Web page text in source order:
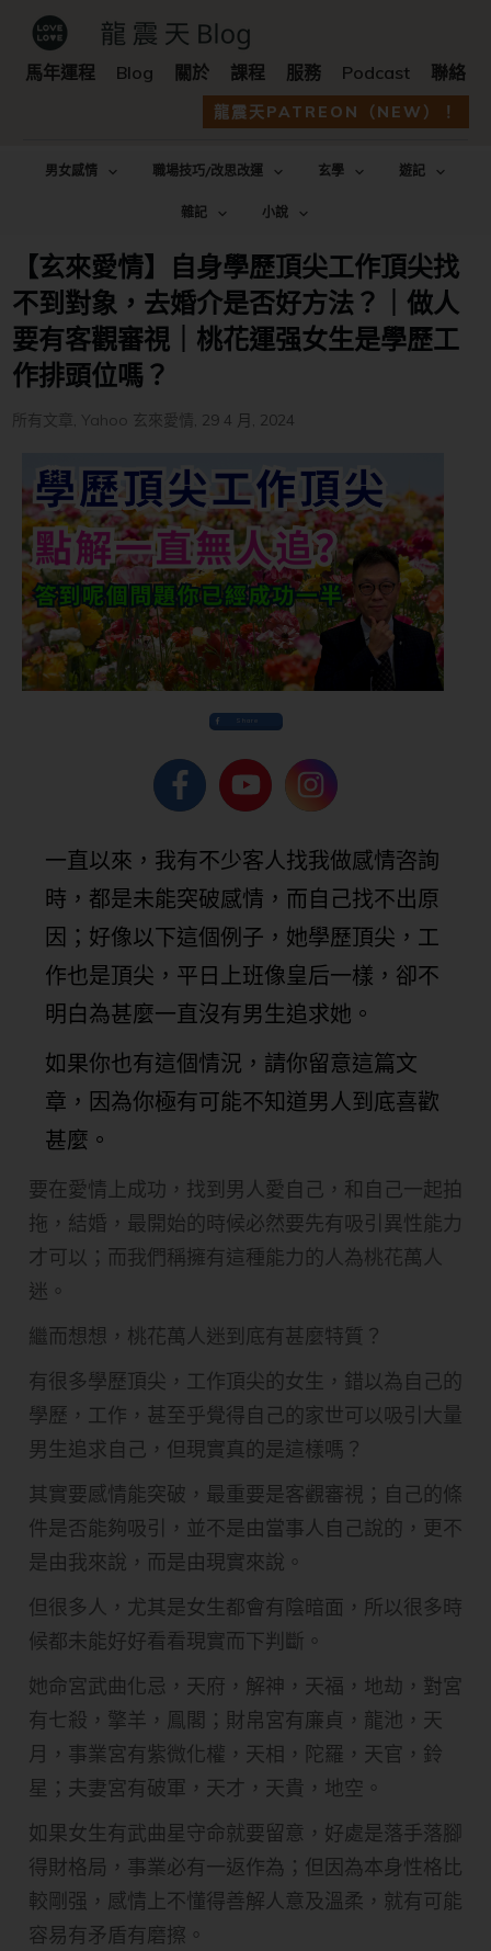
馬年運程 Blog 關於 課程 服務 Podcast 聯絡
龍震天PATREON（NEW）！
男女感情 職場技巧/改思改運 玄學
遊記
雜記
小說
【玄來愛情】自身學歷頂尖工作頂尖找
不到對象，去婚介是否好方法？｜做人
要有客觀審視｜桃花運强女生是學歷工
作排頭位嗎？
所有文章 , Yahoo 玄來愛情 , 29 4 月, 2024
Share
一直以來，我有不少客人找我做感情咨詢
時，都是未能突破感情，而自己找不出原
因；好像以下這個例子，她學歷頂尖，工
作也是頂尖，平日上班像皇后一樣，卻不
明白為甚麼一直沒有男生追求她。
如果你也有這個情況，請你留意這篇文
章，因為你極有可能不知道男人到底喜歡
甚麼。
要在愛情上成功，找到男人愛自己，和自己一起拍
拖，結婚，最開始的時候必然要先有吸引異性能力
才可以；而我們稱擁有這種能力的人為桃花萬人
迷。
繼而想想，桃花萬人迷到底有甚麼特質？
有很多學歷頂尖，工作頂尖的女生，錯以為自己的
學歷，工作，甚至乎覺得自己的家世可以吸引大量
男生追求自己，但現實真的是這樣嗎？
其實要感情能突破，最重要是客觀審視；自己的條
件是否能夠吸引，並不是由當事人自己說的，更不
是由我來說，而是由現實來說。
但很多人，尤其是女生都會有陰暗面，所以很多時
候都未能好好看看現實而下判斷。
她命宮武曲化忌，天府，解神，天福，地劫，對宮
有七殺，擎羊，鳯閣；財帛宮有廉貞，龍池，天
月，事業宮有紫微化權，天相，陀羅，天官，鈴
星；夫妻宮有破軍，天才，天貴，地空。
如果女生有武曲星守命就要留意，好處是落手落腳
得財格局，事業必有一返作為；但因為本身性格比
較剛强，感情上不懂得善解人意及溫柔，就有可能
容易有矛盾有磨擦。